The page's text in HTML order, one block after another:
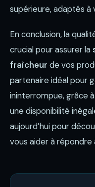
supérieure, adaptés à
En conclusion, la
crucial pour assurer la
fraîcheur de vos
partenaire idéal pour
ininterrompue, grâce
une disponibilité
aujourd’hui pour
vous aider à répondre